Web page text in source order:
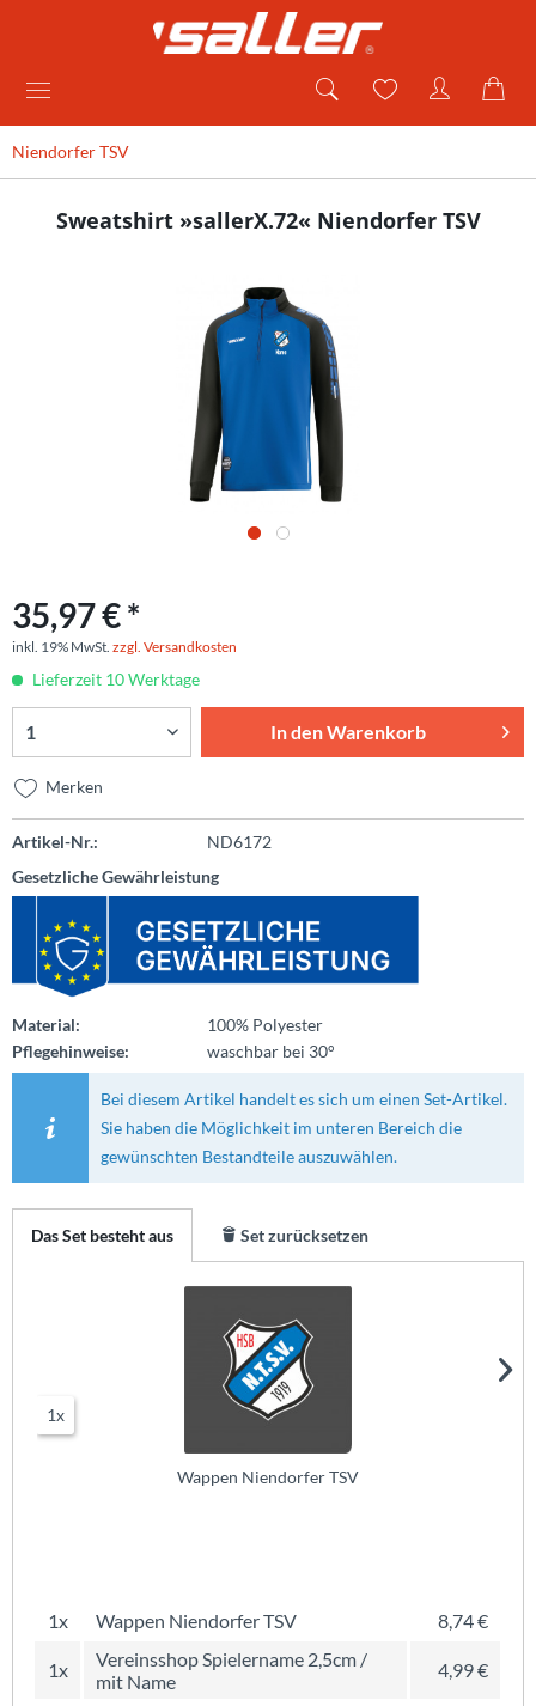
Niendorfer TSV
Sweatshirt »sallerX.72« Niendorfer TSV
35,97 € *
inkl. 19% MwSt. zzgl. Versandkosten
Lieferzeit 10 Werktage
In denWarenkorb
Merken
Artikel-Nr.:
ND6172
Gesetzliche Gewährleistung
Material:
100% Polyester
Pflegehinweise:
waschbar bei 30°
Bei diesem Artikel handelt es sich um einen Set-Artikel.
Sie haben die Möglichkeit im unteren Bereich die
gewünschten Bestandteile auszuwählen.
Das Set besteht aus Set zurücksetzen
1x
Wappen Niendorfer TSV
1x Wappen Niendorfer TSV 8,74 €
1x
Vereinsshop Spielername 2,5cm /
mit Name
4,99 €